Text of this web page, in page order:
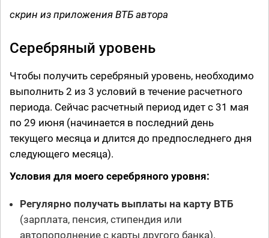
скрин из приложения ВТБ автора
Серебряный уровень
Чтобы получить серебряный уровень, необходимо
выполнить 2 из 3 условий в течение расчетного
периода. Сейчас расчетный период идет с 31 мая
по 29 июня (начинается в последний день
текущего месяца и длится до предпоследнего дня
следующего месяца).
Условия для моего серебряного уровня:
Регулярно получать выплаты на карту ВТБ
(зарплата, пенсия, стипендия или
автопополнение с карты другого банка).